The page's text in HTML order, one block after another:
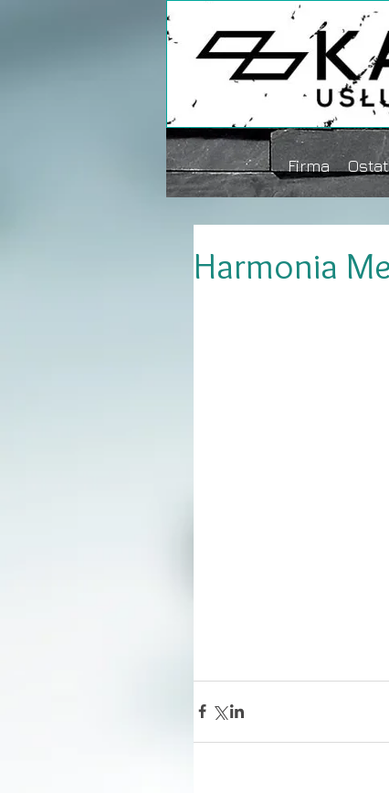
Firma
Harmonia